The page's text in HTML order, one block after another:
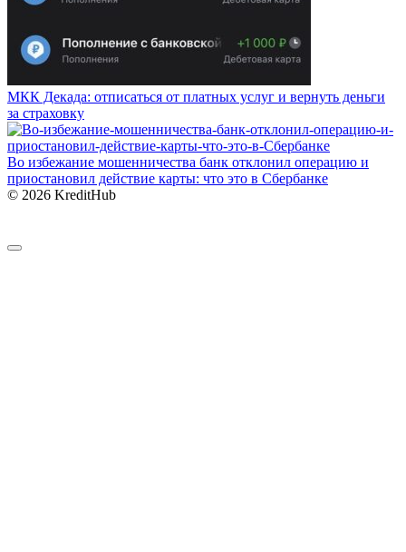
МКК Декада: отписаться от платных услуг и вернуть деньги
за страховку
Во избежание мошенничества банк отклонил операцию и
приостановил действие карты: что это в Сбербанке
© 2026 KreditHub